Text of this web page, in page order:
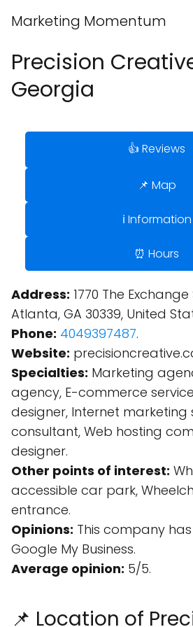
Marketing Momentum
Precision
Georgia
👍 Reviews
📌 Map
ℹ️ Information
⏰ Hours
Address: 1770 The Exchange
Atlanta, GA 30339, United
Phone: 4049397487.
Website:
Specialties: Marketing
agency, E-commerce
designer, Internet marketing
consultant, Web hosting
designer.
Other points of interest:
accessible car park,
entrance.
Opinions: This company
Google My Business.
Average opinion: 5/5.
📌 Location of